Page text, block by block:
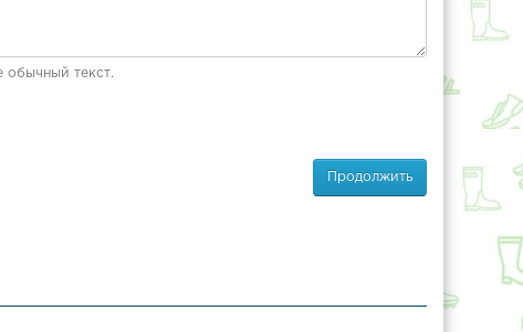
обычный текст.
Продолжить